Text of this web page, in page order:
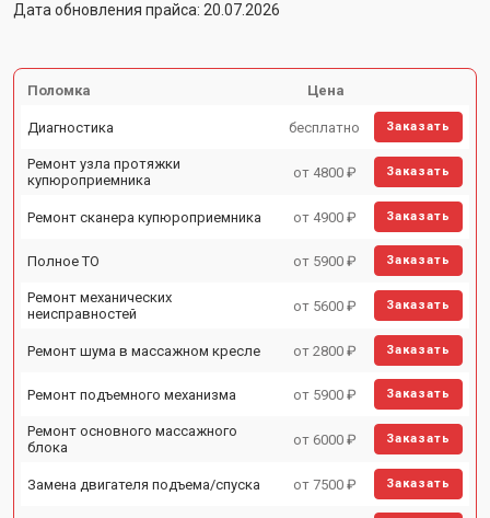
Дата обновления прайса: 20.07.2026
Поломка Цена
Диагностика бесплатно Заказать
Ремонт узла протяжки
купюроприемника
от 4800 ₽ Заказать
Ремонт сканера купюроприемника от 4900 ₽ Заказать
Полное ТО от 5900 ₽ Заказать
Ремонт механических
неисправностей
от 5600 ₽ Заказать
Ремонт шума в массажном кресле от 2800 ₽ Заказать
Ремонт подъемного механизма от 5900 ₽ Заказать
Ремонт основного массажного
блока
от 6000 ₽ Заказать
Замена двигателя подъема/спуска от 7500 ₽ Заказать